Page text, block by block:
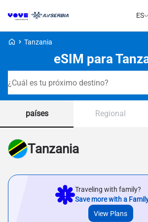
ES
Voye Homepage
Tanzania
eSIM para
países Regional
Tanzania
Traveling with family?
Save more with a
View Plans